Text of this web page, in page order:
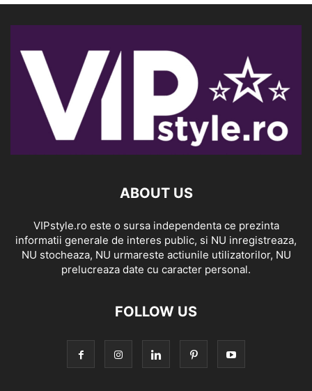
ABOUT US
VIPstyle.ro este o sursa independenta ce prezinta
informatii generale de interes public, si NU inregistreaza,
NU stocheaza, NU urmareste actiunile utilizatorilor, NU
prelucreaza date cu caracter personal.
FOLLOW US